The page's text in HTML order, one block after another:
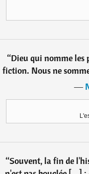
“Dieu qui nomme les
fiction. Nous ne
―
“Souvent, la fin de